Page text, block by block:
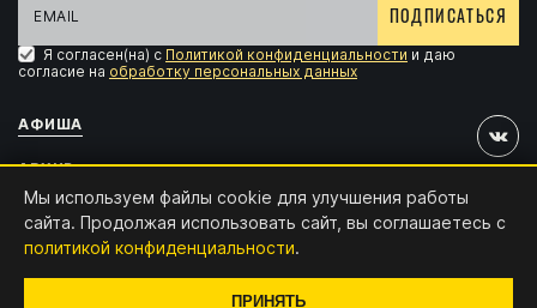
Мы используем файлы cookie для улучшения работы
сайта. Продолжая использовать сайт, вы соглашаетесь с
политикой конфиденциальности.
ПРИНЯТЬ
ПОДПИСАТЬСЯ
Я согласен(на) с Политикой конфиденциальности и даю
согласие на обработку персональных данных
АФИША
АРХИВ
АККРЕДИТАЦИЯ
КОНТАКТЫ
x4.digital